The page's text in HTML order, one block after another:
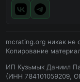
mcrating.org никак не
Копирование
ИП Кузьмык Даниил
(ИНН 784101059209,